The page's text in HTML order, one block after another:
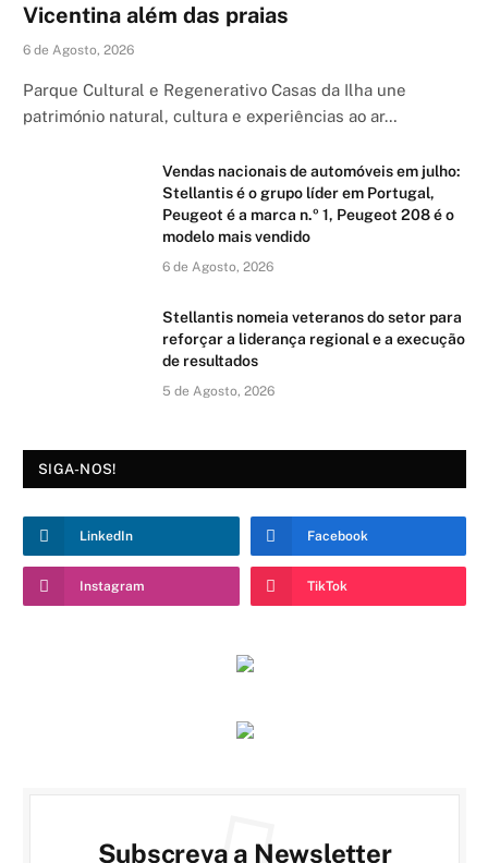
Vicentina além das praias
6 de Agosto, 2026
Parque Cultural e Regenerativo Casas da Ilha une
património natural, cultura e experiências ao ar…
Vendas nacionais de automóveis em julho:
Stellantis é o grupo líder em Portugal,
Peugeot é a marca n.º 1, Peugeot 208 é o
modelo mais vendido
6 de Agosto, 2026
Stellantis nomeia veteranos do setor para
reforçar a liderança regional e a execução
de resultados
5 de Agosto, 2026
SIGA-NOS!
LinkedIn Facebook
Instagram TikTok
Subscreva a Newsletter